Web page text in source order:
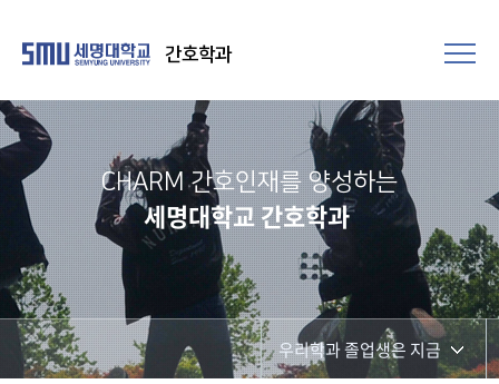
간호학과
CHARM 간호인재를 양성하는
세명대학교 간호학과
우리학과 졸업생은 지금